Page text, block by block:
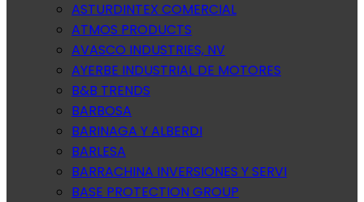
ASTURDINTEX COMERCIAL
ATMOS PRODUCTS
AVASCO INDUSTRIES, NV
AYERBE INDUSTRIAL DE MOTORES
B&B TRENDS
BARBOSA
BARINAGA Y ALBERDI
BARLESA
BARRACHINA INVERSIONES Y SERVI
BASE PROTECTION GROUP